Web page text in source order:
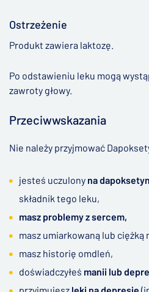
Ostrzeżenie
Produkt zawiera laktozę.
Po odstawieniu leku mogą
zawroty głowy.
Przeciwwskazania
Nie należy przyjmować
jesteś uczulony na
składnik tego leku,
masz problemy z sercem,
masz umiarkowaną lub
masz historię omdleń,
doświadczyłeś manii lub